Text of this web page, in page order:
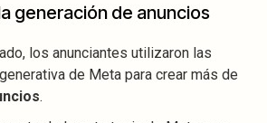
generación de anuncios
los anunciantes utilizaron las
de Meta para crear más de
.